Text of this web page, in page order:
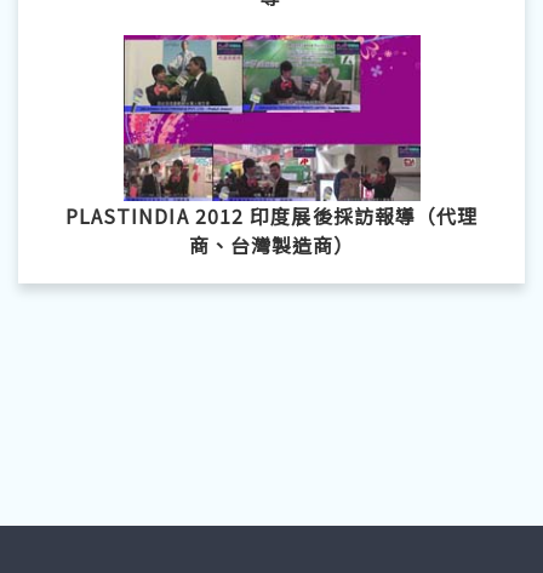
PLASTINDIA 2012 印度展後採訪報導（代理
商、台灣製造商）